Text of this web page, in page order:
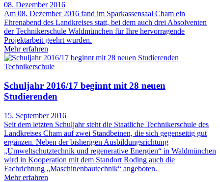
08. Dezember 2016
Am 08. Dezember 2016 fand im Sparkassensaal Cham ein
Ehrenabend des Landkreises statt, bei dem auch drei Absolventen
der Technikerschule Waldmünchen für Ihre hervorragende
Projektarbeit geehrt wurden.
Mehr erfahren
Technikerschule
Schuljahr 2016/17 beginnt mit 28 neuen
Studierenden
15. September 2016
Seit dem letzten Schuljahr steht die Staatliche Technikerschule des
Landkreises Cham auf zwei Standbeinen, die sich gegenseitig gut
ergänzen. Neben der bisherigen Ausbildungsrichtung
„Umweltschutztechnik und regenerative Energien“ in Waldmünchen
wird in Kooperation mit dem Standort Roding auch die
Fachrichtung „Maschinenbautechnik“ angeboten.
Mehr erfahren